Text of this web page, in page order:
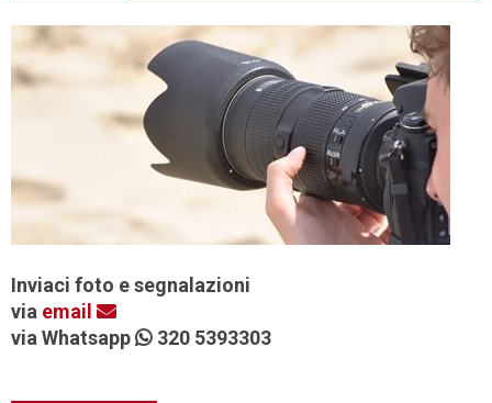
Inviaci foto e segnalazioni
via email
via Whatsapp
320 5393303